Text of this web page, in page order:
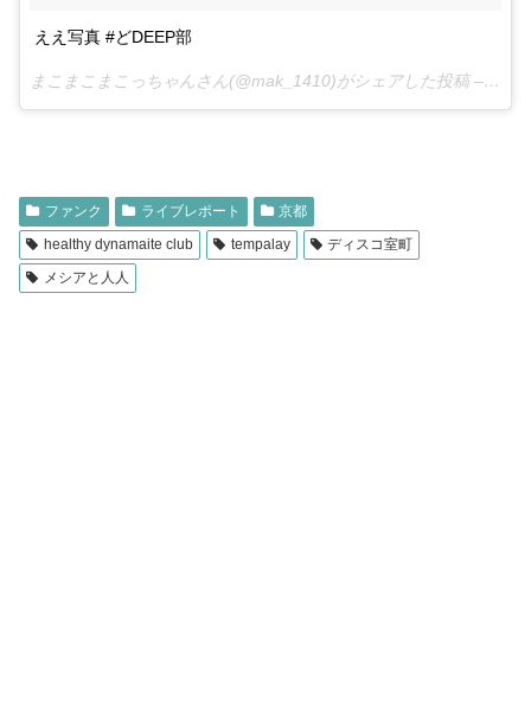
ええ写真 #どDEEP部
まこまこまこっちゃんさん(@mak_1410)がシェアした投稿 –
ファンク ライブレポート
京都
healthy dynamaite club
tempalay
ディスコ室町
メシアと人人